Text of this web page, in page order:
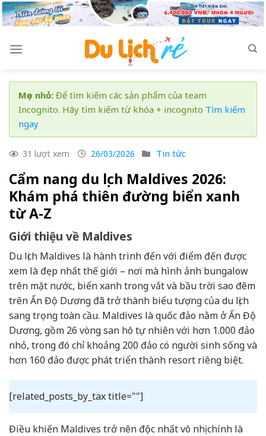
Skip
to
Mẹo nhỏ: Để tìm kiếm các sản phẩm của team
Incognito. Hãy tìm kiếm từ khóa + incognito Tìm kiếm
ngay
31 lượt xem 26/03/2026 Tin tức
Cẩm nang du lịch Maldives 2026:
Khám phá thiên đường biển xanh
từ A-Z
Giới thiệu về Maldives
Du lịch Maldives là hành trình đến với điểm đến được
xem là đẹp nhất thế giới – nơi mà hình ảnh bungalow
trên mặt nước, biển xanh trong vắt và bầu trời sao đêm
trên Ấn Độ Dương đã trở thành biểu tượng của du lịch
sang trọng toàn cầu. Maldives là quốc đảo nằm ở Ấn Độ
Dương, gồm 26 vòng san hô tự nhiên với hơn 1.000 đảo
nhỏ, trong đó chỉ khoảng 200 đảo có người sinh sống và
hơn 160 đảo được phát triển thành resort riêng biệt.
[related_posts_by_tax title=""]
Điều khiến Maldives trở nên độc nhất vô nhị chính là